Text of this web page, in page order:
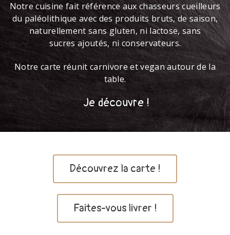
Notre cuisine fait référence aux chasseurs cueilleurs
du paléolithique avec des produits bruts, de saison,
naturellement sans gluten, ni lactose, sans
sucres ajoutés, ni conservateurs.
Notre carte réunit carnivore et vegan autour de la
table.
Je découvre !
Découvrez la carte !
Faites-vous livrer !